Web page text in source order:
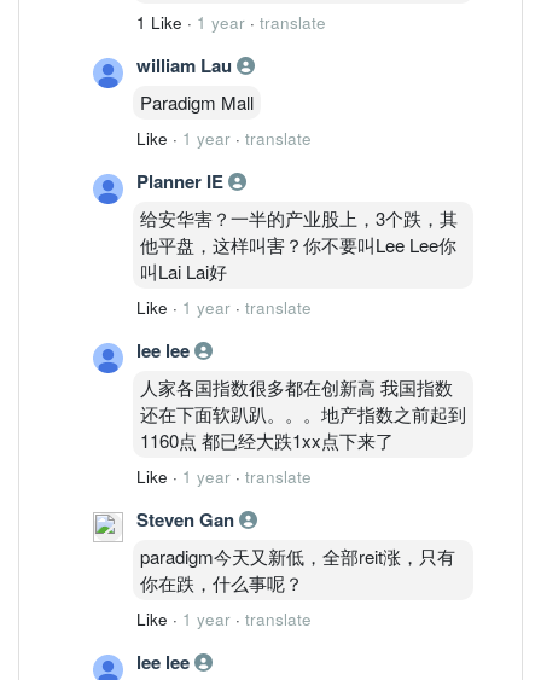
1 Like · 1 year · translate
william Lau
Paradigm Mall
Like · 1 year · translate
Planner IE
给安华害？一半的产业股上，3个跌，其
他平盘，这样叫害？你不要叫Lee Lee你
叫Lai Lai好
Like · 1 year · translate
lee lee
人家各国指数很多都在创新高 我国指数
还在下面软趴趴。。。地产指数之前起到
1160点 都已经大跌1xx点下来了
Like · 1 year · translate
Steven Gan
paradigm今天又新低，全部reit涨，只有
你在跌，什么事呢？
Like · 1 year · translate
lee lee